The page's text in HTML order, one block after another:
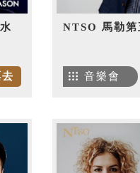
NTSO 馬勒
音樂會